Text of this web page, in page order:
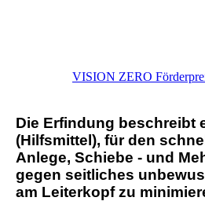
VISION ZERO
Die Erfindung beschreibt
(Hilfsmittel), für den
Anlege, Schiebe - und
gegen seitliches
am Leiterkopf zu